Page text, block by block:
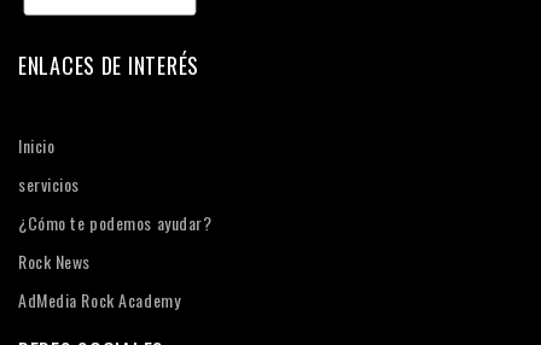
ENLACES DE INTERÉS
Inicio
servicios
¿Cómo te podemos ayudar?
Rock News
AdMedia Rock Academy